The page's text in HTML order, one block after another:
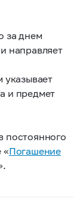
за днем
направляет
указывает
и предмет
постоянного
«Погашение